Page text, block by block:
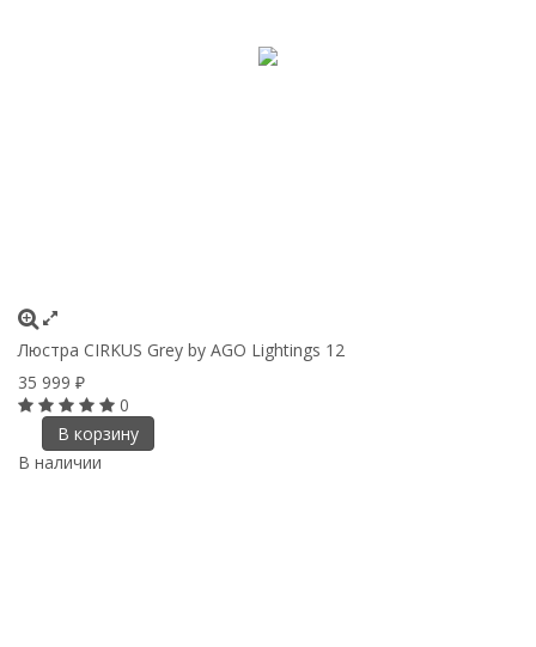
Люстра CIRKUS Grey by AGO Lightings 12
35 999 ₽
0
В корзину
В наличии